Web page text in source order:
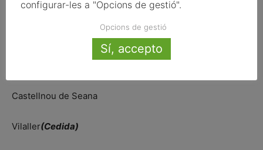
Tàrrega
Castellnou de Seana
Vilaller(Cedida)
configurar-les a "Opcions de gestió".
Opcions de gestió
Sí, accepto